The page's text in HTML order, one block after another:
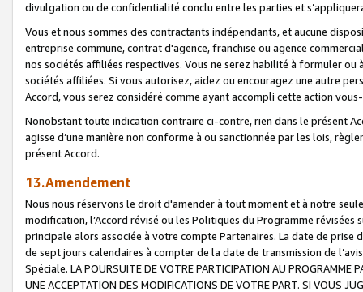
divulgation ou de confidentialité conclu entre les parties et
Vous et nous sommes des contractants indépendants, et aucune
entreprise commune, contrat d'agence, franchise ou agence
nos sociétés affiliées respectives. Vous ne serez habilité à formuler
sociétés affiliées. Si vous autorisez, aidez ou encouragez une autre
Accord, vous serez considéré comme ayant accompli cette action
Nonobstant toute indication contraire ci-contre, rien dans le présent
agisse d’une manière non conforme à ou sanctionnée par les lois,
présent Accord.
13.Amendement
Nous nous réservons le droit d'amender à tout moment et à notre
modification, l’Accord révisé ou les Politiques du Programme
principale alors associée à votre compte Partenaires. La date de
de sept jours calendaires à compter de la date de transmission de
Spéciale. LA POURSUITE DE VOTRE PARTICIPATION AU PROGRAMME
UNE ACCEPTATION DES MODIFICATIONS DE VOTRE PART. SI VOUS